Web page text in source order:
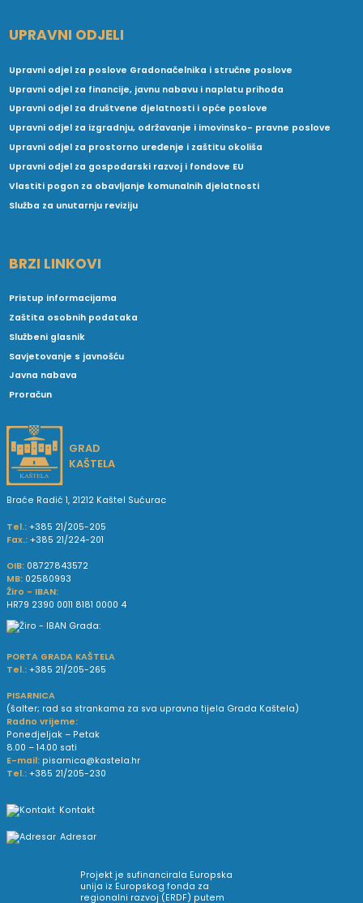
UPRAVNI ODJELI
Upravni odjel za poslove Gradonačelnika i stručne poslove
Upravni odjel za financije, javnu nabavu i naplatu prihoda
Upravni odjel za društvene djelatnosti i opće poslove
Upravni odjel za izgradnju, održavanje i imovinsko- pravne poslove
Upravni odjel za prostorno uređenje i zaštitu okoliša
Upravni odjel za gospodarski razvoj i fondove EU
Vlastiti pogon za obavljanje komunalnih djelatnosti
Služba za unutarnju reviziju
BRZI LINKOVI
Pristup informacijama
Zaštita osobnih podataka
Službeni glasnik
Savjetovanje s javnošću
Javna nabava
Proračun
GRAD
KAŠTELA
Braće Radić 1, 21212 Kaštel Sućurac
Tel.: +385 21/205-205
Fax.: +385 21/224-201
OIB: 08727843572
MB: 02580993
Žiro - IBAN:
HR79 2390 0011 8181 0000 4
PORTA GRADA KAŠTELA
Tel.: +385 21/205-265
PISARNICA
(šalter; rad sa strankama za sva upravna tijela Grada Kaštela)
Radno vrijeme:
Ponedjeljak – Petak
8.00 – 14.00 sati
E-mail: pisarnica@kastela.hr
Tel.: +385 21/205-230
Kontakt
Adresar
Projekt je sufinancirala Europska
unija iz Europskog fonda za
regionalni razvoj (ERDF) putem